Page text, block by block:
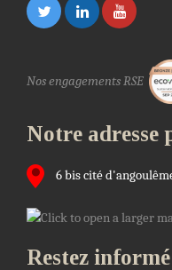
Nos engagements RSE
Notre adresse
6 bis cité
Restez